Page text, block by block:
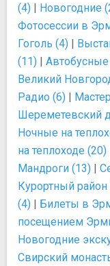
(4) | Новогодние
Фотосессии в
Гоголь (4) |
(11) |
Великий
Радио (6) |
Шереметевский
Ночные на
на теплоходе (20)
Мандроги (13) |
Курортный район
(4) | Билеты в
посещением
Новогодние
Свирский